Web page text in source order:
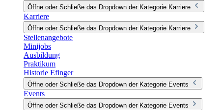
Öffne oder Schließe das Dropdown der Kategorie Karriere
Karriere
Öffne oder Schließe das Dropdown der Kategorie Karriere
Stellenangebote
Minijobs
Ausbildung
Praktikum
Historie Efinger
Öffne oder Schließe das Dropdown der Kategorie Events
Events
Öffne oder Schließe das Dropdown der Kategorie Events